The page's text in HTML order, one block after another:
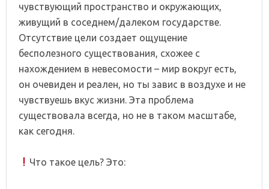
чувствующий пространство и окружающих,
живущий в соседнем/далеком государстве.
Отсутствие цели создает ощущение
бесполезного существования, схожее с
нахождением в невесомости – мир вокруг есть,
он очевиден и реален, но ты завис в воздухе и не
чувствуешь вкус жизни. Эта проблема
существовала всегда, но не в таком масштабе,
как сегодня.
Что такое цель? Это: